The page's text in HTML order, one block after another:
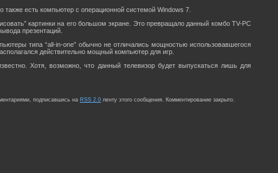
также есть компьютер с операционной системой Windows 7.
картинки на его большом экране. Это превращало данный комбо TV-PC
презентаций.
типа “all-in-one” обычно не отличались мощностью использовавшегося
действительно мощный компьютер для игр.
Хотя, возможно, что данный телевизор будет выпускаться лишь для
подписавшись на RSS 2.0 ленту этого сообщения. Комментирование закрыто.